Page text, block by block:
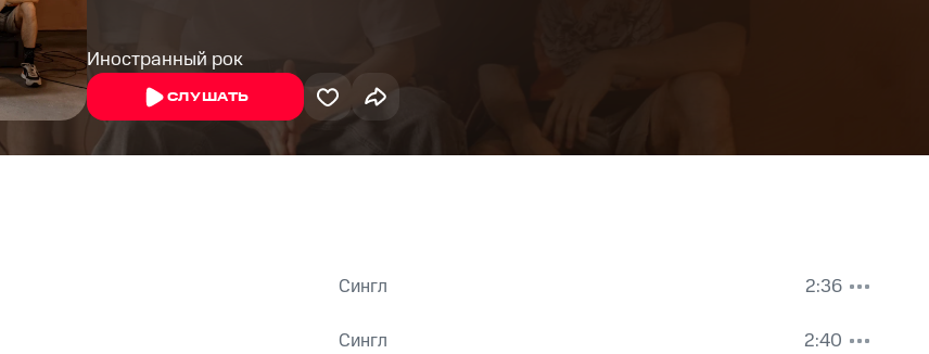
Иностранный рок
СЛУШАТЬ
Сингл
2:36
Сингл
2:40